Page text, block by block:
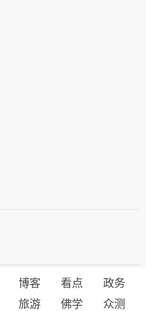
博客 看点
政务
旅游 佛学 众测